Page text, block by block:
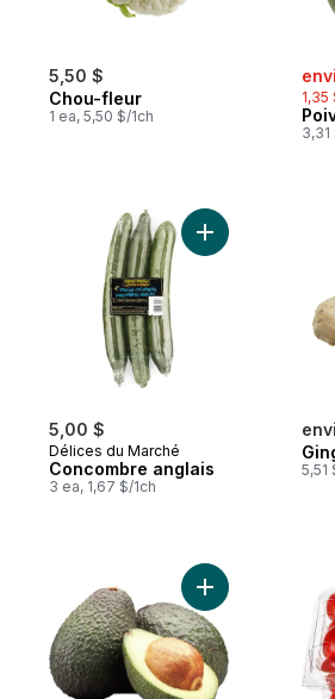
5,50 $
Chou-fleur
1 ea, 5,50 $/1ch
1,35
3,31
5,00 $
Délices du Marché
Concombre anglais
3 ea, 1,67 $/1ch
Ajouter
5,51
Ajouter Avocats